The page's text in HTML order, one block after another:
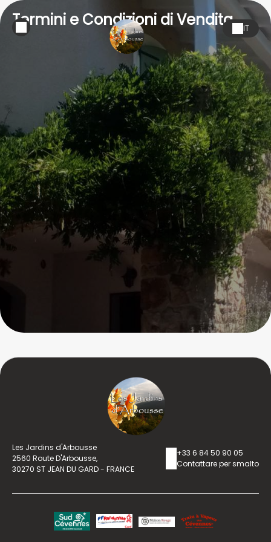
IT
Termini e Condizioni di Vendita
Les Jardins d'Arbousse
2560 Route D'Arbousse,
30270 ST JEAN DU GARD - FRANCE
+33 6 84 50 90 05
Contattare per smalto